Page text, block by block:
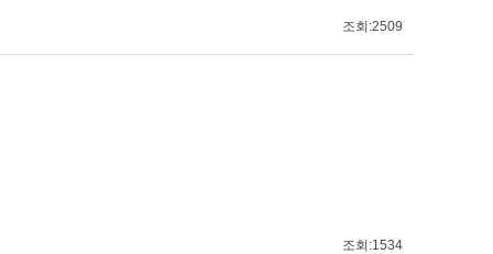
조회:2509
조회:1534